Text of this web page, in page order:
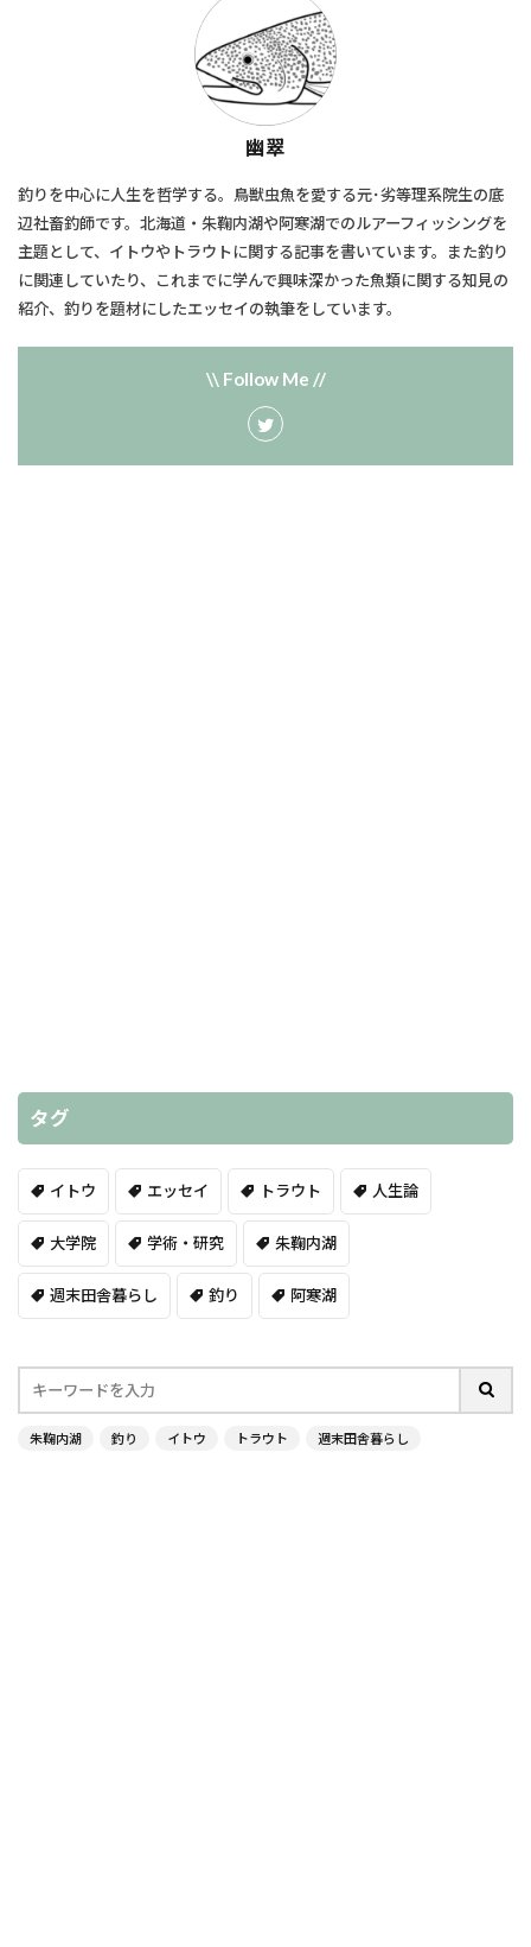
幽翠
釣りを中心に人生を哲学する。鳥獣虫魚を愛する元･劣等理系院生の底
辺社畜釣師です。北海道・朱鞠内湖や阿寒湖でのルアーフィッシングを
主題として、​イトウやトラウトに関する記事を書いています。また釣り
に関連していたり、​これまでに学んで興味深かった魚類に関する知見の
紹介、釣りを題材にしたエッセイの執筆をしています。
\\ Follow Me //
タグ
イトウ エッセイ トラウト 人生論
大学院 学術・研究 朱鞠内湖
週末田舎暮らし 釣り 阿寒湖
朱鞠内湖 釣り イトウ トラウト 週末田舎暮らし